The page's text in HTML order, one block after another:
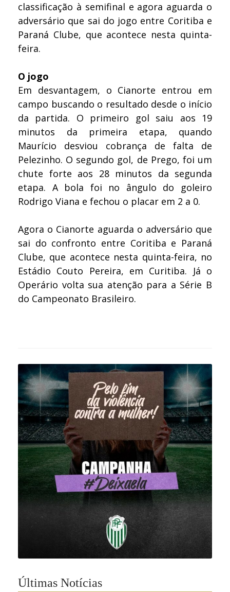
classificação à semifinal e agora aguarda o
adversário que sai do jogo entre Coritiba e
Paraná Clube, que acontece nesta quinta-
feira.
O jogo
Em desvantagem, o Cianorte entrou em
campo buscando o resultado desde o início
da partida. O primeiro gol saiu aos 19
minutos da primeira etapa, quando
Maurício desviou cobrança de falta de
Pelezinho. O segundo gol, de Prego, foi um
chute forte aos 28 minutos da segunda
etapa. A bola foi no ângulo do goleiro
Rodrigo Viana e fechou o placar em 2 a 0.
Agora o Cianorte aguarda o adversário que
sai do confronto entre Coritiba e Paraná
Clube, que acontece nesta quinta-feira, no
Estádio Couto Pereira, em Curitiba. Já o
Operário volta sua atenção para a Série B
do Campeonato Brasileiro.
Últimas Notícias